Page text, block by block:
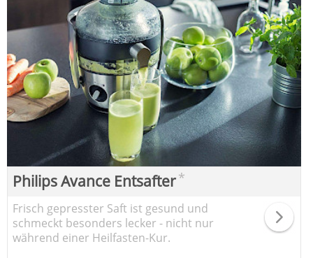
Philips Avance Entsafter*
Frisch gepresster Saft ist gesund und
schmeckt besonders lecker - nicht nur
während einer Heilfasten-Kur.